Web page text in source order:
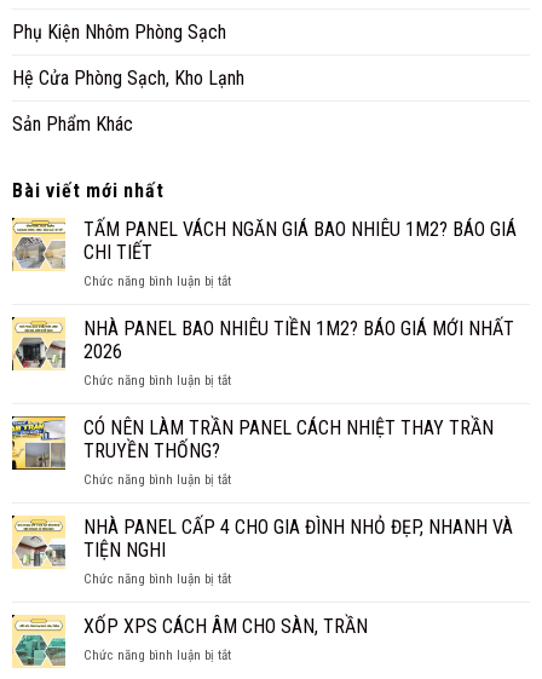
Phụ Kiện Nhôm Phòng Sạch
Hệ Cửa Phòng Sạch, Kho Lạnh
Sản Phẩm Khác
Bài viết mới nhất
TẤM PANEL VÁCH NGĂN GIÁ BAO NHIÊU 1M2? BÁO GIÁ
CHI TIẾT
Chức năng bình luận bị tắtở
PANEL
GIÁ
NHIÊU
GIÁ
TIẾT
NHÀ PANEL BAO NHIÊU TIỀN 1M2? BÁO GIÁ MỚI NHẤT
2026
Chức năng bình luận bị tắtở
PANEL
TIỀN
BÁO
NHẤT
CÓ NÊN LÀM TRẦN PANEL CÁCH NHIỆT THAY TRẦN
TRUYỀN THỐNG?
Chức năng bình luận bị tắtở
NÊN
PANEL
NHIỆT
TRẦN
NHÀ PANEL CẤP 4 CHO GIA ĐÌNH NHỎ ĐẸP, NHANH VÀ
TIỆN NGHI
Chức năng bình luận bị tắtở
PANEL
4
XỐP XPS CÁCH ÂM CHO SÀN, TRẦN
Chức năng bình luận bị tắtở